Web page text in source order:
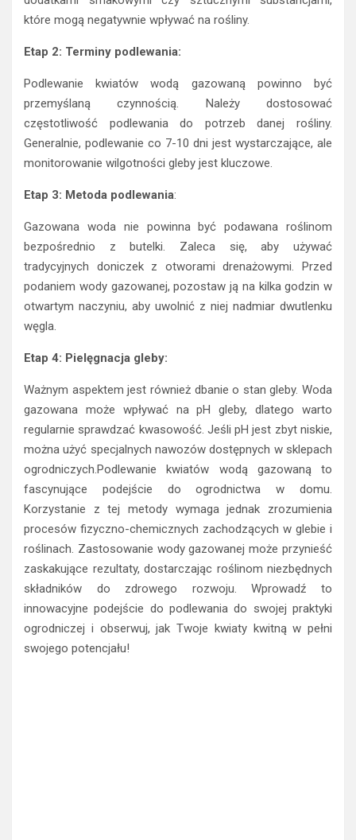
Etap 2: Terminy podlewania:
przemyślaną czynnością. Należy dostosować
częstotliwość podlewania do potrzeb danej rośliny.
Generalnie, podlewanie co 7-10 dni jest wystarczające, ale
monitorowanie wilgotności gleby jest kluczowe.
Etap 3: Metoda podlewania:
bezpośrednio z butelki. Zaleca się, aby używać
tradycyjnych doniczek z otworami drenażowymi. Przed
podaniem wody gazowanej, pozostaw ją na kilka godzin w
otwartym naczyniu, aby uwolnić z niej nadmiar dwutlenku
węgla.
Etap 4: Pielęgnacja gleby:
gazowana może wpływać na pH gleby, dlatego warto
regularnie sprawdzać kwasowość. Jeśli pH jest zbyt niskie,
można użyć specjalnych nawozów dostępnych w sklepach
ogrodniczych.Podlewanie kwiatów wodą gazowaną to
fascynujące podejście do ogrodnictwa w domu.
Korzystanie z tej metody wymaga jednak zrozumienia
procesów fizyczno-chemicznych zachodzących w glebie i
roślinach. Zastosowanie wody gazowanej może przynieść
zaskakujące rezultaty, dostarczając roślinom niezbędnych
składników do zdrowego rozwoju. Wprowadź to
innowacyjne podejście do podlewania do swojej praktyki
ogrodniczej i obserwuj, jak Twoje kwiaty kwitną w pełni
swojego potencjału!